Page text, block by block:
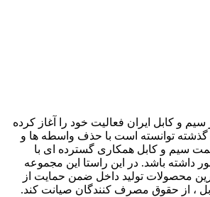
سیم و کابل ایران فعالیت خود را آغاز کرده
طول 10 سال گذشته توانسته است با حذف واسطه ها و
سیم و کابل همکاری گسترده ای با
داشته باشد. در این راستا این مجموعه
محصولات تولید داخل ضمن حمایت از
، از حقوق مصرف کنندگان صیانت کند.